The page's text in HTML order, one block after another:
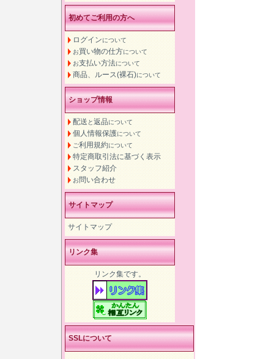
初めてご利用の方へ
ログインについて
お買い物の仕方について
お支払い方法について
商品、ルース(裸石)について
ショップ情報
配送 と返品について
個人情報保護について
ご利用規約について
特定商取引法に基づく表示
スタッフ紹介
お問い合わせ
サイトマップ
サイトマップ
リンク集
リンク集です。
SSLについて